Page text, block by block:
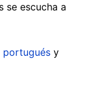
se escucha a
portugués y